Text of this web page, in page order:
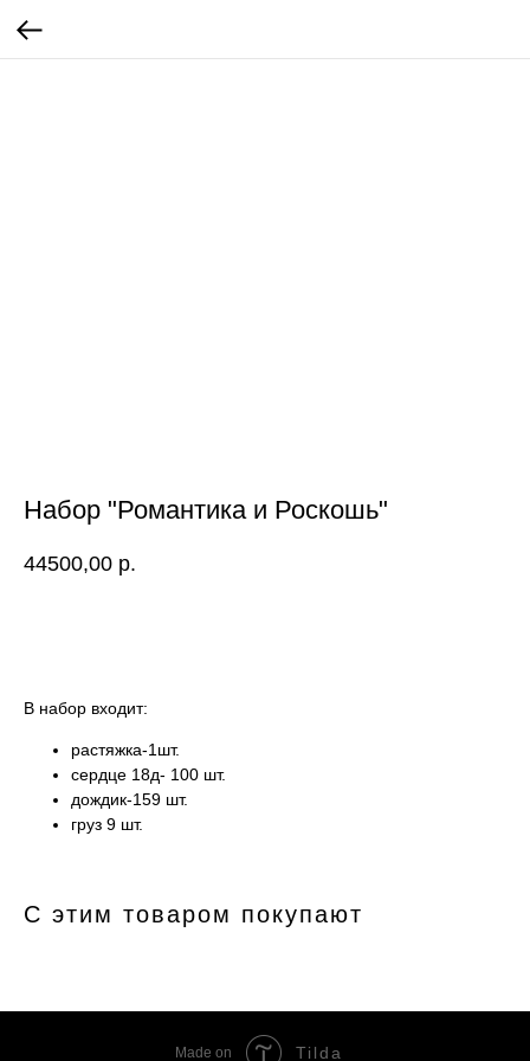
Набор "Романтика и Роскошь"
44500,00 р.
В набор входит:
растяжка-1шт.
сердце 18д- 100 шт.
дождик-159 шт.
груз 9 шт.
С этим товаром покупают
Made on Tilda